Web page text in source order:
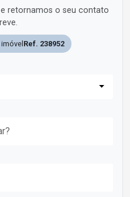
retornamos o seu contato
Ref. 238952